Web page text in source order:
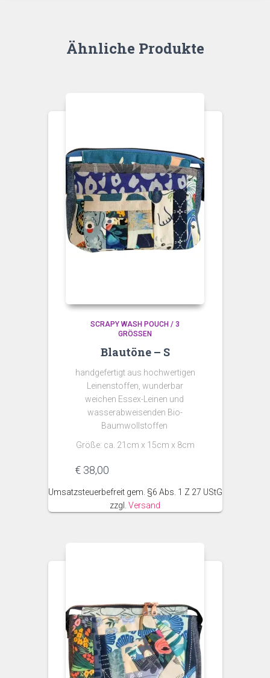
Ähnliche Produkte
SCRAPY WASH POUCH / 3
GRÖSSEN
Blautöne – S
handgefertigt aus hochwertigen
Leinenstoffen, wunderbar
weichen Essex-Leinen und
wasserabweisenden Bio-
Baumwollstoffen
Größe: ca. 21cm x 15cm x 8cm
€ 38,00
Umsatzsteuerbefreit gem. §6 Abs. 1 Z 27 UStG
zzgl. Versand